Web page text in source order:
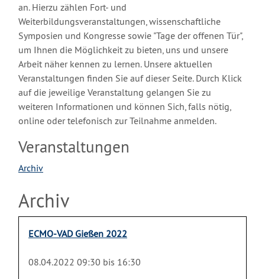
an. Hierzu zählen Fort- und
Weiterbildungsveranstaltungen, wissenschaftliche
Symposien und Kongresse sowie "Tage der offenen Tür",
um Ihnen die Möglichkeit zu bieten, uns und unsere
Arbeit näher kennen zu lernen. Unsere aktuellen
Veranstaltungen finden Sie auf dieser Seite. Durch Klick
auf die jeweilige Veranstaltung gelangen Sie zu
weiteren Informationen und können Sich, falls nötig,
online oder telefonisch zur Teilnahme anmelden.
Veranstaltungen
Archiv
Archiv
ECMO-VAD Gießen 2022
08.04.2022 09:30 bis 16:30